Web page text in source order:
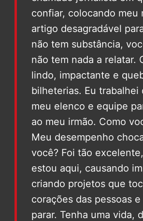
confiar, colocando meu
artigo desagradável
não tem substância,
não tem nada a relatar.
lindo, impactante e
bilheterias. Eu trabalhei
meu elenco e equipe
ao meu irmão. Como
Meu desempenho
você? Foi tão
estou aqui, causando
criando projetos que
corações das pessoas
parar. Tenha uma vida,